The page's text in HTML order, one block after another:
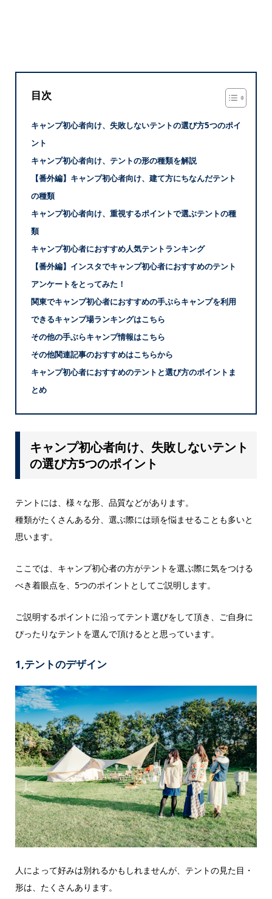
目次
キャンプ初心者向け、失敗しないテントの選び方5つのポイ
ント
キャンプ初心者向け、テントの形の種類を解説
【番外編】キャンプ初心者向け、建て方にちなんだテント
の種類
キャンプ初心者向け、重視するポイントで選ぶテントの種
類
キャンプ初心者におすすめ人気テントランキング
【番外編】インスタでキャンプ初心者におすすめのテント
アンケートをとってみた！
関東でキャンプ初心者におすすめの手ぶらキャンプを利用
できるキャンプ場ランキングはこちら
その他の手ぶらキャンプ情報はこちら
その他関連記事のおすすめはこちらから
キャンプ初心者におすすめのテントと選び方のポイントま
とめ
キャンプ初心者向け、失敗しないテント
の選び方5つのポイント
テントには、様々な形、品質などがあります。
種類がたくさんある分、選ぶ際には頭を悩ませることも多いと
思います。
ここでは、キャンプ初心者の方がテントを選ぶ際に気をつける
べき着眼点を、5つのポイントとしてご説明します。
ご説明するポイントに沿ってテント選びをして頂き、ご自身に
ぴったりなテントを選んで頂けるとと思っています。
1,テントのデザイン
人によって好みは別れるかもしれませんが、テントの見た目・
形は、たくさんあります。